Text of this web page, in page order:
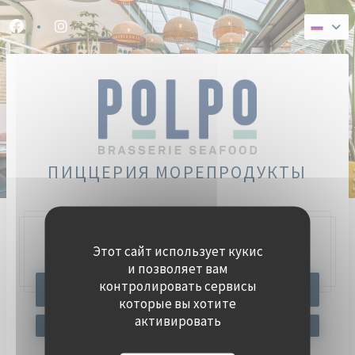
Панель управления cookies
Этот сайт использует кукис
и позволяет вам
контролировать сервисы
которые вы хотите
активировать
Facebook ((открывается в новом окне))
Instagram ((открывается в новом окне))
ПИЦЦЕРИЯ МОРЕПРОДУКТЫ
47, Quai Charles Pasqua,92300 Levallois-Perret
ЗАБРОНИРОВАТЬ СТОЛИК